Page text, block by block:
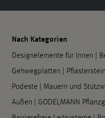
Nach Kategorien
Designelemente für Innen |
Gehwegplatten |
Podeste | Mauern und
Außen | GODELMANN